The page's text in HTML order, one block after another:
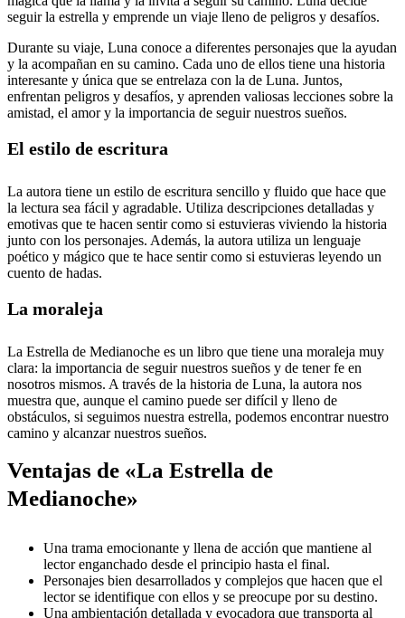
seguir la estrella y emprende un viaje lleno de peligros y desafíos.
Durante su viaje, Luna conoce a diferentes personajes que la ayudan
y la acompañan en su camino. Cada uno de ellos tiene una historia
interesante y única que se entrelaza con la de Luna. Juntos,
enfrentan peligros y desafíos, y aprenden valiosas lecciones sobre la
amistad, el amor y la importancia de seguir nuestros sueños.
El estilo de escritura
La autora tiene un estilo de escritura sencillo y fluido que hace que
la lectura sea fácil y agradable. Utiliza descripciones detalladas y
emotivas que te hacen sentir como si estuvieras viviendo la historia
junto con los personajes. Además, la autora utiliza un lenguaje
poético y mágico que te hace sentir como si estuvieras leyendo un
cuento de hadas.
La moraleja
La Estrella de Medianoche es un libro que tiene una moraleja muy
clara: la importancia de seguir nuestros sueños y de tener fe en
nosotros mismos. A través de la historia de Luna, la autora nos
muestra que, aunque el camino puede ser difícil y lleno de
obstáculos, si seguimos nuestra estrella, podemos encontrar nuestro
camino y alcanzar nuestros sueños.
Ventajas de «La Estrella de
Medianoche»
Una trama emocionante y llena de acción que mantiene al
lector enganchado desde el principio hasta el final.
Personajes bien desarrollados y complejos que hacen que el
lector se identifique con ellos y se preocupe por su destino.
Una ambientación detallada y evocadora que transporta al